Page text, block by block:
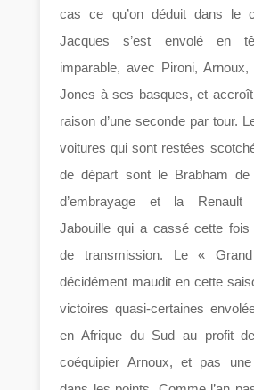
cas ce qu’on déduit dans le
Jacques s’est envolé en
imparable, avec Pironi,
Jones à ses basques, et
raison d’une seconde par tour.
voitures qui sont restées
de départ sont le Brabham de
d’embrayage et la Renault
Jabouille qui a cassé cette fois
de transmission. Le «
décidément maudit en cette
victoires quasi-certaines
en Afrique du Sud au profit
coéquipier Arnoux, et pas